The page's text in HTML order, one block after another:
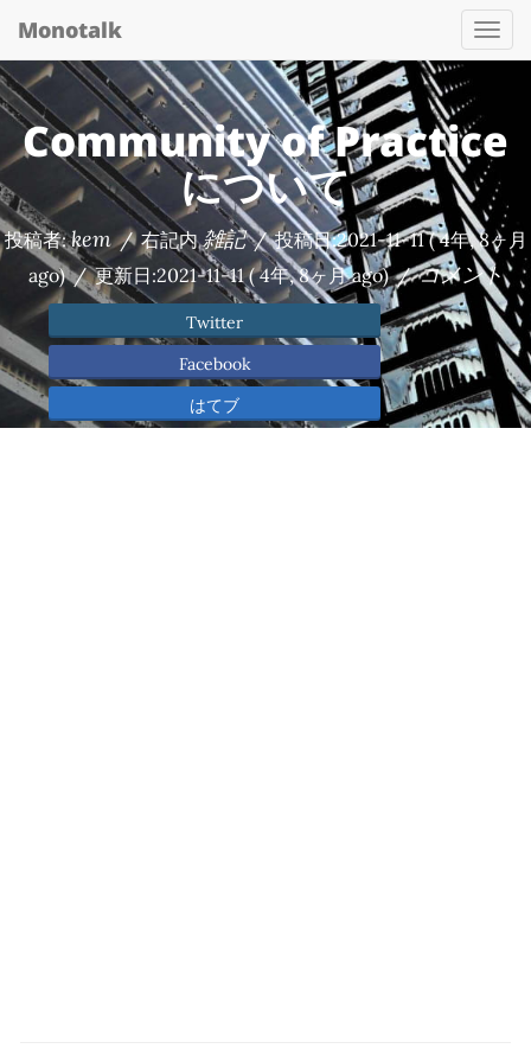
Monotalk
Community of Practice
について
投稿者:kem / 右記内雑記 / 投稿日:2021-11-11( 4年, 8ヶ月
ago) / 更新日:2021-11-11( 4年, 8ヶ月 ago) / コメント
Twitter
Facebook
はてブ